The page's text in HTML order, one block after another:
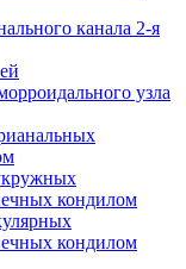
канала 2-я
узла
кондилом
кондилом